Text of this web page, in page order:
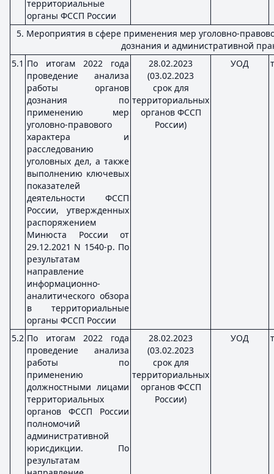
территориальные
органы ФССП России
5. Мероприятия в сфере применения мер уголовно-
дознания и административной
5.1 По итогам 2022 года
проведение анализа
работы органов
дознания по
применению мер
уголовно-правового
характера и
расследованию
уголовных дел, а также
выполнению ключевых
показателей
деятельности ФССП
России, утвержденных
распоряжением
Минюста России от
29.12.2021 N 1540-р. По
результатам
направление
информационно-
аналитического обзора
в территориальные
органы ФССП России
28.02.2023
(03.02.2023
срок для
территориальных
органов ФССП
России)
УОД
5.2 По итогам 2022 года
проведение анализа
работы по
применению
должностными лицами
территориальных
органов ФССП России
полномочий
административной
юрисдикции. По
результатам
28.02.2023
(03.02.2023
срок для
территориальных
органов ФССП
России)
УОД